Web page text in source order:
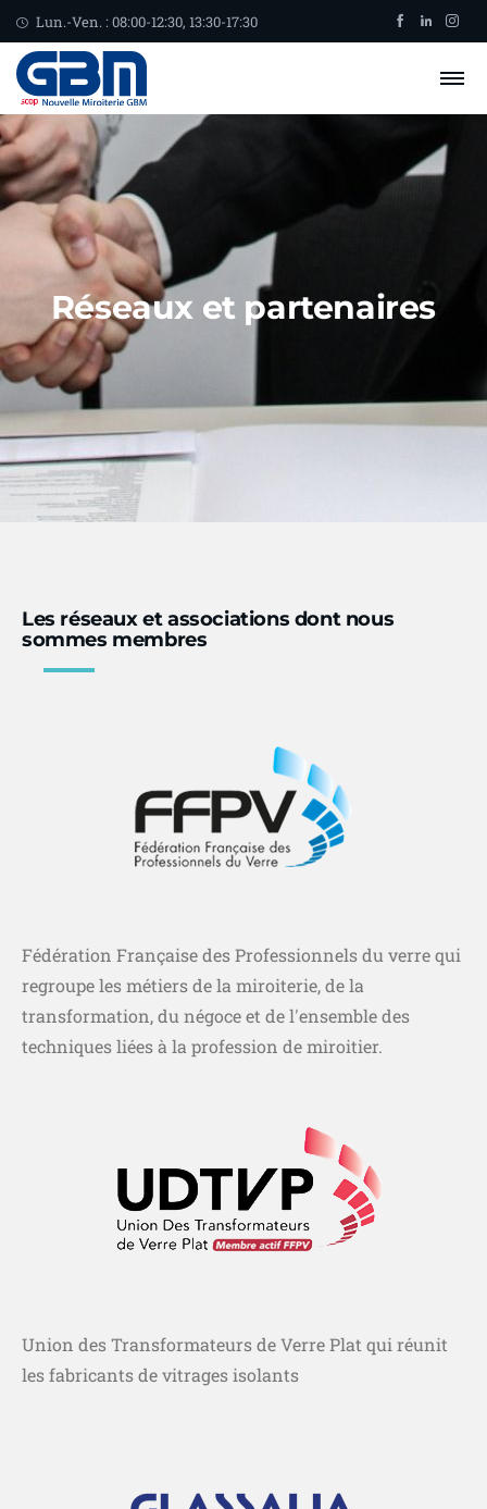
Lun.-Ven. : 08:00-12:30, 13:30-17:30
Réseaux et partenaires
Les réseaux et associations dont nous
sommes membres
Fédération Française des Professionnels du verre qui
regroupe les métiers de la miroiterie, de la
transformation, du négoce et de l'ensemble des
techniques liées à la profession de miroitier.
Union des Transformateurs de Verre Plat qui réunit
les fabricants de vitrages isolants